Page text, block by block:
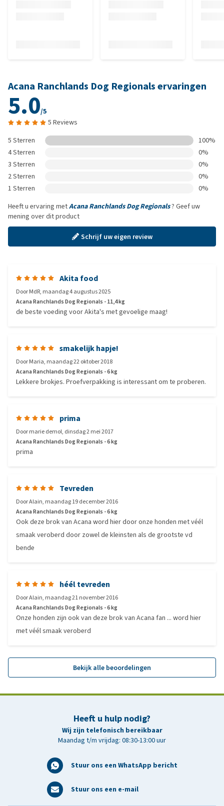
Acana Ranchlands Dog Regionals ervaringen
5.0/5
5 Reviews
5 Sterren
100%
4 Sterren
0%
3 Sterren
0%
2 Sterren
0%
1 Sterren
0%
Heeft u ervaring metAcana Ranchlands Dog Regionals? Geef uw
mening over dit product
Schrijf uw eigen review
Akita food
DoorMdR, maandag 4 augustus 2025
Acana Ranchlands Dog Regionals - 11,4 kg
de beste voeding voor Akita's met gevoelige maag!
smakelijk hapje!
DoorMaria, maandag 22 oktober 2018
Acana Ranchlands Dog Regionals - 6 kg
Lekkere brokjes. Proefverpakking is interessant om te proberen.
prima
Doormarie demol, dinsdag 2 mei 2017
Acana Ranchlands Dog Regionals - 6 kg
prima
Tevreden
DoorAlain, maandag 19 december 2016
Acana Ranchlands Dog Regionals - 6 kg
Ook deze brok van Acana word hier door onze honden met véél
smaak veroberd door zowel de kleinsten als de grootste vd
bende
héél tevreden
DoorAlain, maandag 21 november 2016
Acana Ranchlands Dog Regionals - 6 kg
Onze honden zijn ook van deze brok van Acana fan ... word hier
met véél smaak veroberd
Bekijk alle beoordelingen
Heeft u hulp nodig?
Wij zijn telefonisch bereikbaar
Maandag t/m vrijdag: 08:30-13:00 uur
Stuur ons een WhatsApp bericht
Stuur ons een e-mail